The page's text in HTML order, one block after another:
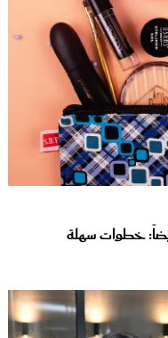
خطوات سهلة